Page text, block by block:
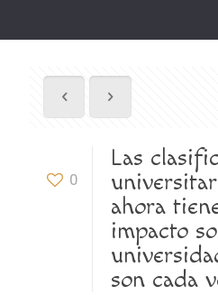
0
Las
ahora
impacto
son cada